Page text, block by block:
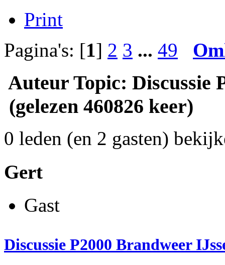
Print
Pagina's: [1] 2 3 ... 49
Auteur Topic: Discussie
(gelezen 460826 keer)
0 leden (en 2 gasten)
Gert
Gast
Discussie P2000 Brandweer